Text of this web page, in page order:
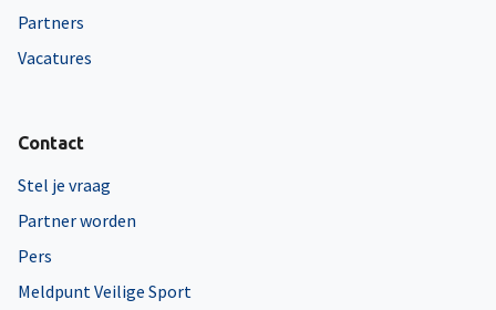
Partners
Vacatures
Contact
Stel je vraag
Partner worden
Pers
Meldpunt Veilige Sport